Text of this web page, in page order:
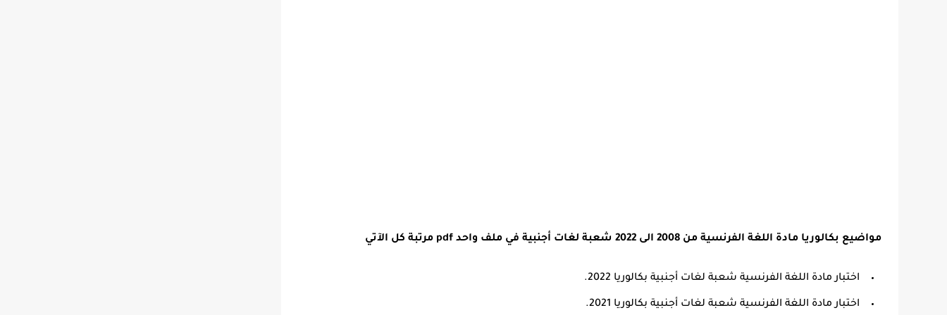
مواضيع بكالوريا مادة اللغة الفرنسية من 2008 الى 2022 شعبة لغات أجنبية في ملف واحد pdf مرتبة كل الآتي
اختبار مادة اللغة الفرنسية شعبة لغات أجنبية بكالوريا 2022.
اختبار مادة اللغة الفرنسية شعبة لغات أجنبية بكالوريا 2021.